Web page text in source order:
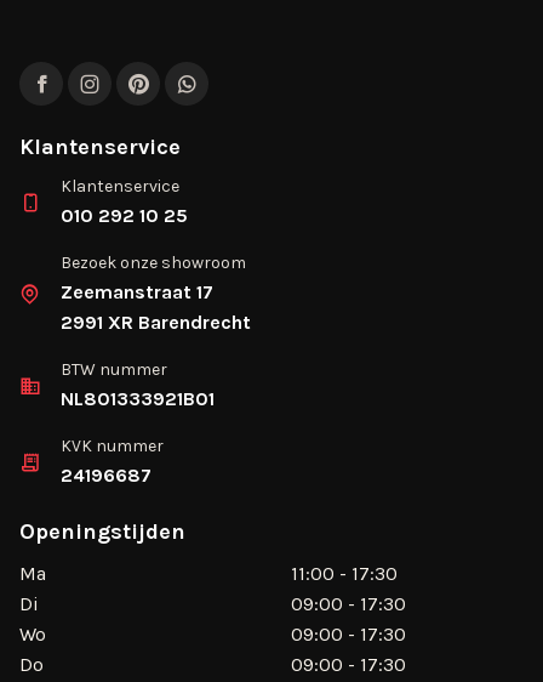
FacebookInstagram
PinterestWhatsApp
Klantenservice
Klantenservice
010 292 10 25
Bezoek onze showroom
Zeemanstraat 17
2991 XR Barendrecht
BTW nummer
NL801333921B01
KVK nummer
24196687
Openingstijden
Ma
11:00 - 17:30
Di
09:00 - 17:30
Wo
09:00 - 17:30
Do
09:00 - 17:30